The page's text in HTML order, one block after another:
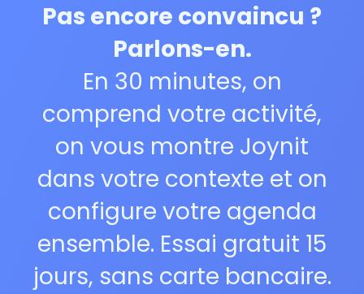
Pas encore convaincu ?
Parlons-en.
En 30 minutes, on
comprend votre activité,
on vous montre Joynit
dans votre contexte et on
configure votre agenda
ensemble. Essai gratuit 15
jours, sans carte bancaire.